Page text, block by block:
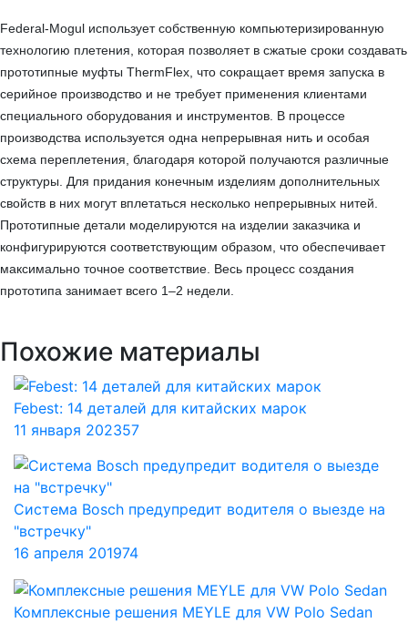
Federal-Mogul использует собственную компьютеризированную
технологию плетения, которая позволяет в сжатые сроки создавать
прототипные муфты ThermFlex, что сокращает время запуска в
серийное производство и не требует применения клиентами
специального оборудования и инструментов. В процессе
производства используется одна непрерывная нить и особая
схема переплетения, благодаря которой получаются различные
структуры. Для придания конечным изделиям дополнительных
свойств в них могут вплетаться несколько непрерывных нитей.
Прототипные детали моделируются на изделии заказчика и
конфигурируются соответствующим образом, что обеспечивает
максимально точное соответствие. Весь процесс создания
прототипа занимает всего 1–2 недели.
Похожие материалы
Febest: 14 деталей для китайских марок
11 января 202357
Система Bosch предупредит водителя о выезде на
"встречку"
16 апреля 201974
Комплексные решения MEYLE для VW Polo Sedan